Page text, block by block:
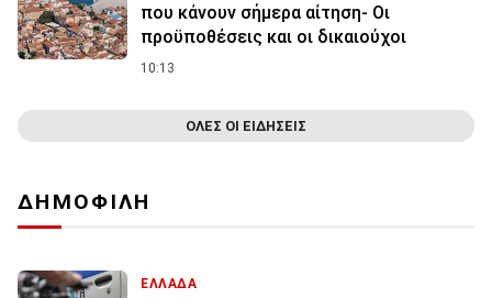
που κάνουν σήμερα αίτηση- Οι
προϋποθέσεις και οι δικαιούχοι
10:13
ΟΛΕΣ ΟΙ ΕΙΔΗΣΕΙΣ
ΔΗΜΟΦΙΛΗ
ΕΛΛΑΔΑ